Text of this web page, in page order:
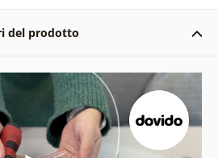
del prodotto